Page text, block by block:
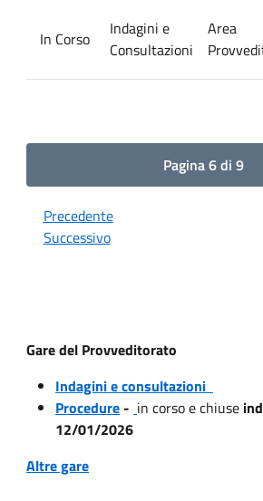
In Corso
Indagini e
Consultazioni
Area
Pagina 6 di 9
Precedente
Successivo
Gare del Provveditorato
Indagini e consultazioni
Procedure- in corso e chiuse
12/01/2026
Altre gare